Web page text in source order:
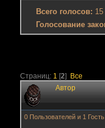
Всего голосов: 15
Голосование
Страниц: 1 [2] Все
Автор
0 Пользователей и 1